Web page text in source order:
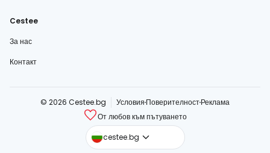
Cestee
За нас
Контакт
© 2026 Cestee.bg Условия ПоверителностРеклама
От любов към пътуването
cestee.bg
cestee.com
cestee.sk